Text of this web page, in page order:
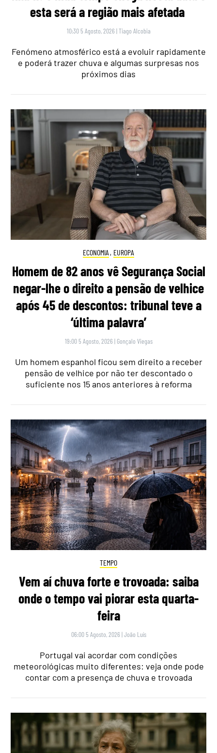
esta será a região mais afetada
10:30 5 Agosto, 2026 |Tiago Alcobia
Fenómeno atmosférico está a evoluir rapidamente
e poderá trazer chuva e algumas surpresas nos
próximos dias
ECONOMIA , EUROPA
Homem de 82 anos vê Segurança Social
negar-lhe o direito a pensão de velhice
após 45 de descontos: tribunal teve a
‘última palavra’
19:00 5 Agosto, 2026 | Gonçalo Viegas
Um homem espanhol ficou sem direito a receber
pensão de velhice por não ter descontado o
suficiente nos 15 anos anteriores à reforma
TEMPO
Vem aí chuva forte e trovoada: saiba
onde o tempo vai piorar esta quarta-
feira
06:00 5 Agosto, 2026 |João Luís
Portugal vai acordar com condições
meteorológicas muito diferentes: veja onde pode
contar com a presença de chuva e trovoada